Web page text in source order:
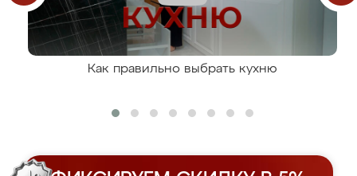
Как правильно выбрать кухню